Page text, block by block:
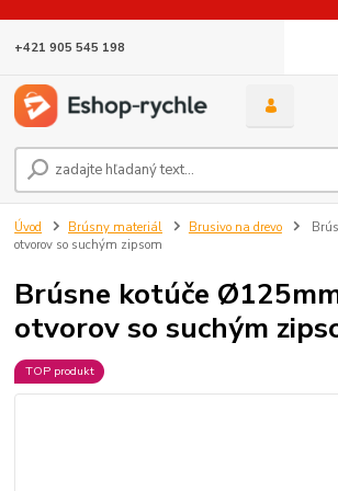
+421 905 545 198
Úvod Brúsny materiál Brusivo na drevo
otvorov so suchým zipsom
Brúsne kotúče
otvorov so suchým
TOP produkt